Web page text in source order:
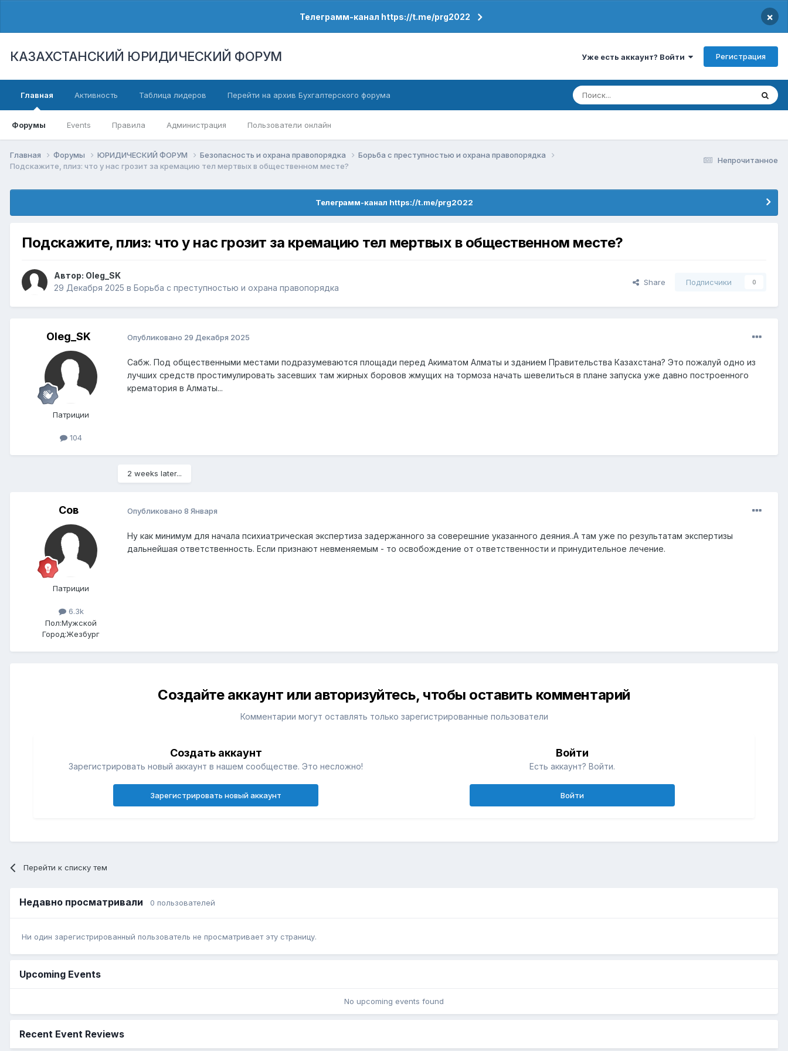
Телеграмм-канал https://t.me/prg2022 ×
КАЗАХСТАНСКИЙ ЮРИДИЧЕСКИЙ ФОРУМ Уже есть аккаунт? Войти Регистрация
Главная
Форумы Events Правила Администрация Пользователи онлайн
Активность Таблица лидеров Перейти на архив Бухгалтерского форума
Непрочитанное
Главная Форумы ЮРИДИЧЕСКИЙ ФОРУМ Безопасность и охрана правопорядка
Борьба с преступностью и охрана правопорядка
Подскажите, плиз: что у нас грозит за кремацию тел мертвых в общественном месте?
Телеграмм-канал https://t.me/prg2022
Подскажите, плиз: что у нас грозит за кремацию тел мертвых в общественном месте?
Автор: Oleg_SK
29 Декабря 2025 в Борьба с преступностью и охрана правопорядка
Share Подписчики 0
Oleg_SK
Патриции
104
Опубликовано 29 Декабря 2025
Сабж. Под общественными местами подразумеваются площади перед Акиматом Алматы и зданием Правительства Казахстана? Это пожалуй одно из
лучших средств простимулировать засевших там жирных боровов жмущих на тормоза начать шевелиться в плане запуска уже давно построенного
крематория в Алматы...
2 weeks later...
Сов
Патриции
6.3k
Пол:Мужской
Город:Жезбург
Опубликовано 8 Января
Ну как минимум для начала психиатрическая экспертиза задержанного за соверешние указанного деяния..А там уже по результатам экспертизы
дальнейшая ответственность. Если признают невменяемым - то освобождение от ответственности и принудительное лечение.
Создайте аккаунт или авторизуйтесь, чтобы оставить комментарий
Комментарии могут оставлять только зарегистрированные пользователи
Создать аккаунт
Зарегистрировать новый аккаунт в нашем сообществе. Это несложно!
Зарегистрировать новый аккаунт
Войти
Есть аккаунт? Войти.
Войти
Перейти к списку тем
Недавно просматривали 0 пользователей
Ни один зарегистрированный пользователь не просматривает эту страницу.
Upcoming Events
No upcoming events found
Recent Event Reviews